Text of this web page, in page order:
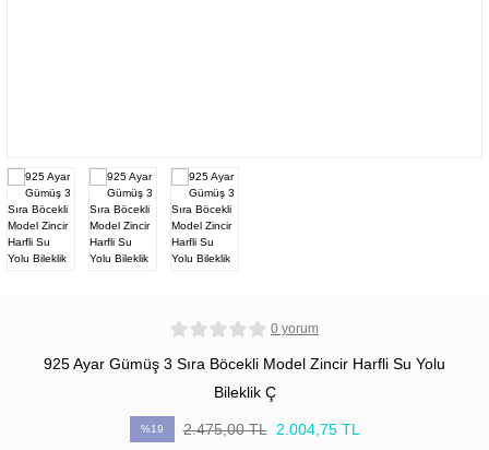
0 yorum
925 Ayar Gümüş 3 Sıra Böcekli Model Zincir Harfli Su Yolu
Bileklik Ç
%19 2.475,00 TL 2.004,75 TL